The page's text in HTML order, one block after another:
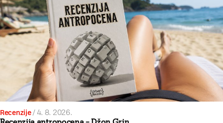
Recenzije/4. 8. 2026.